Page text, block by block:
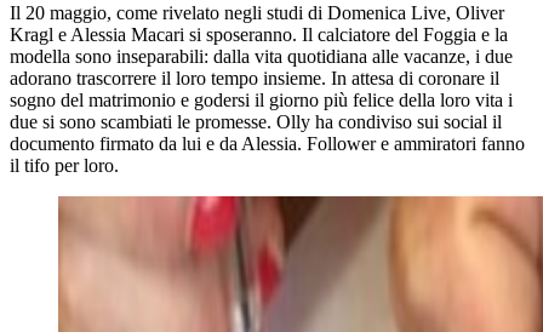
Il 20 maggio, come rivelato negli studi di Domenica Live, Oliver
Kragl e Alessia Macari si sposeranno. Il calciatore del Foggia e la
modella sono inseparabili: dalla vita quotidiana alle vacanze, i due
adorano trascorrere il loro tempo insieme. In attesa di coronare il
sogno del matrimonio e godersi il giorno più felice della loro vita i
due si sono scambiati le promesse. Olly ha condiviso sui social il
documento firmato da lui e da Alessia. Follower e ammiratori fanno
il tifo per loro.